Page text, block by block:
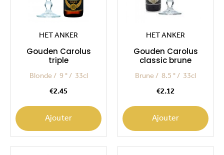
HET ANKER
Gouden Carolus
triple
Blonde 9 ° 33cl
€2.45
Ajouter
HET ANKER
Gouden Carolus
classic brune
Brune 8.5 ° 33cl
€2.12
Ajouter